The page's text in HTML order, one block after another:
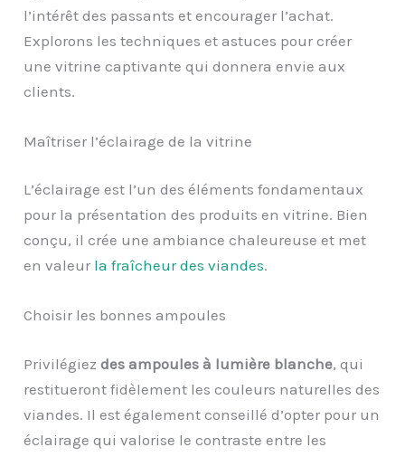
l’intérêt des passants et encourager l’achat.
Explorons les techniques et astuces pour créer
une vitrine captivante qui donnera envie aux
clients.
Maîtriser l’éclairage de la vitrine
L’éclairage est l’un des éléments fondamentaux
pour la présentation des produits en vitrine. Bien
conçu, il crée une ambiance chaleureuse et met
en valeur la fraîcheur des viandes.
Choisir les bonnes ampoules
Privilégiezdes ampoules à lumière blanche, qui
restitueront fidèlement les couleurs naturelles des
viandes. Il est également conseillé d’opter pour un
éclairage qui valorise le contraste entre les